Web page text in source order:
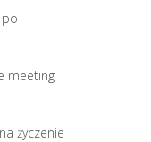
meeting
życzenie